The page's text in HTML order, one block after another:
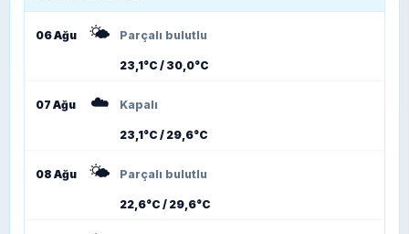
06 Ağu 🌤️ Parçalı bulutlu
23,1°C / 30,0°C
07 Ağu ☁️ Kapalı
23,1°C / 29,6°C
08 Ağu 🌤️ Parçalı bulutlu
22,6°C / 29,6°C